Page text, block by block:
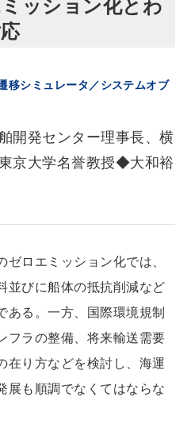
移シミュレータ／システムオブ
開発センター理事長、横
京大学名誉教授◆大和裕
ロエミッション化では、
並びに船体の抵抗削減など
ある。一方、国際環境規制
フラの整備、将来輸送需要
在り方などを検討し、海運
展も順調でなくてはならな